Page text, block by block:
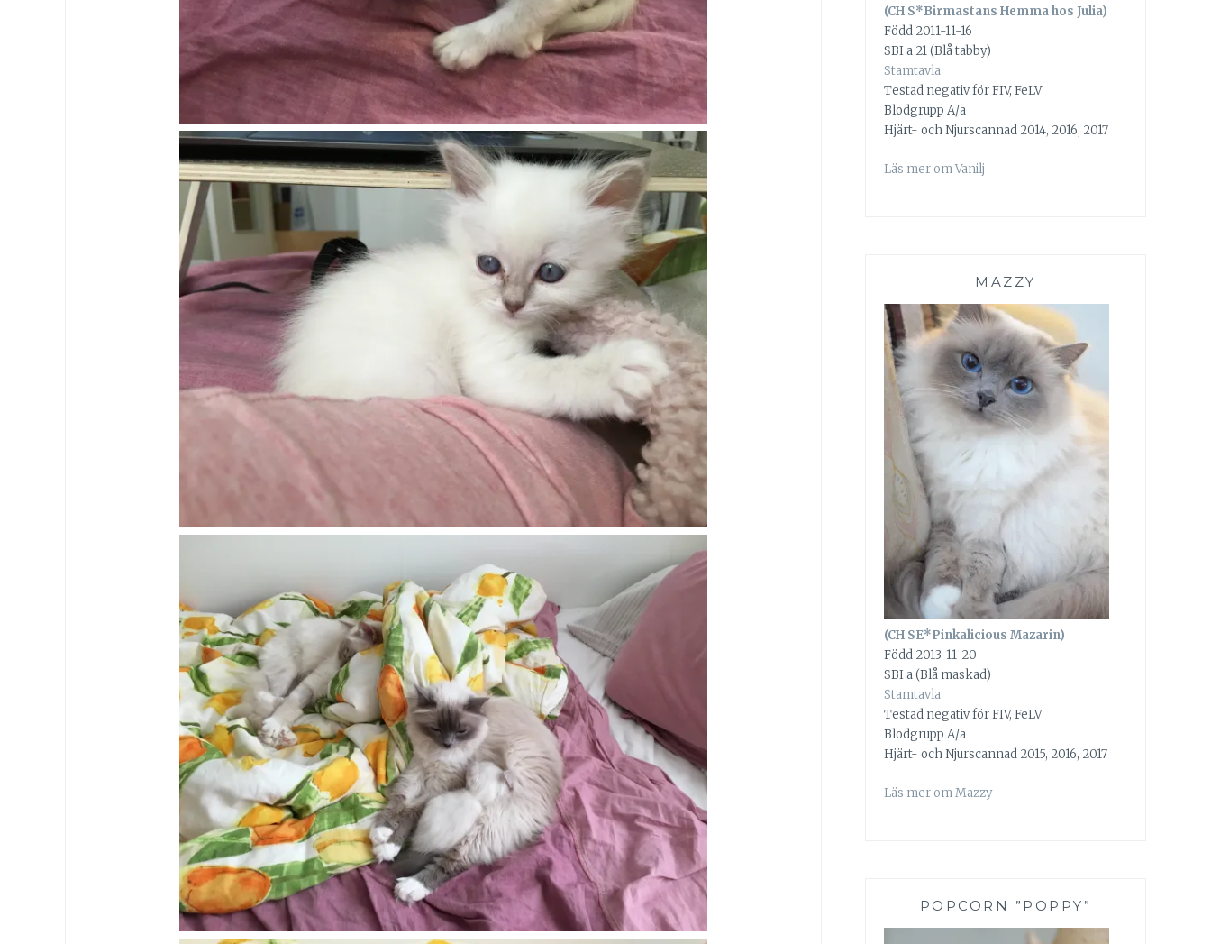
(CH S*Birmastans Hemma hos Julia)
Född 2011-11-16
SBI a 21 (Blå tabby)
Stamtavla
Testad negativ för FIV, FeLV
Blodgrupp A/a
Hjärt- och Njurscannad 2014, 2016, 2017
Läs mer om Vanilj
MAZZY
(CH SE*Pinkalicious Mazarin)
Född 2013-11-20
SBI a (Blå maskad)
Stamtavla
Testad negativ för FIV, FeLV
Blodgrupp A/a
Hjärt- och Njurscannad 2015, 2016, 2017
Läs mer om Mazzy
POPCORN ”POPPY”